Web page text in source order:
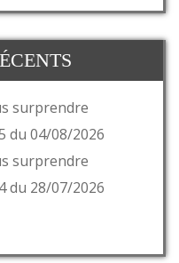
surprendre
du 04/08/2026
surprendre
du 28/07/2026